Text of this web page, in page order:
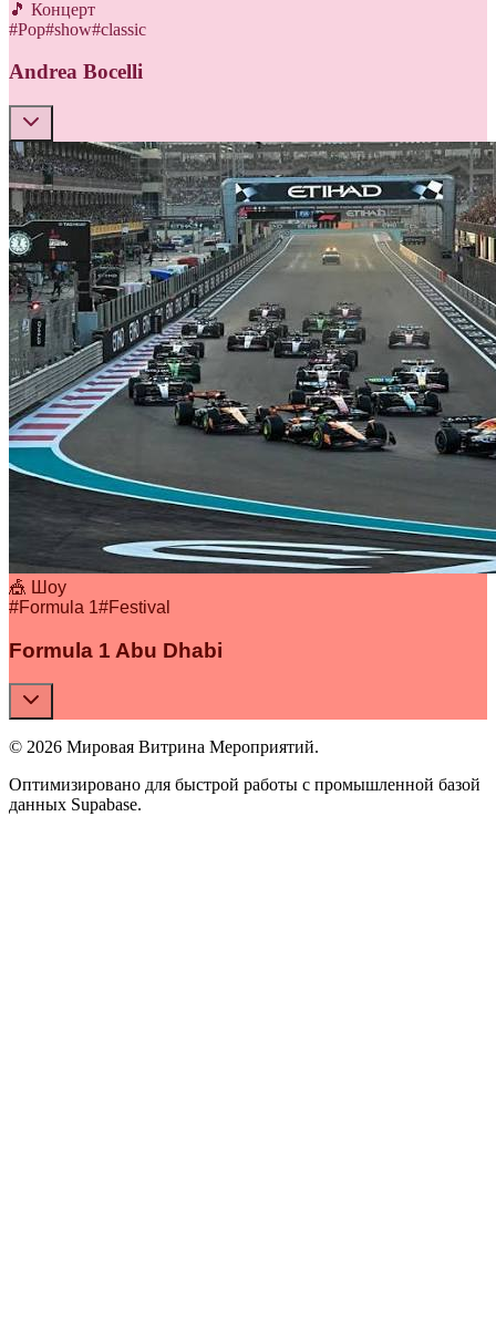
🎵 Концерт
#Pop#show#classic
Andrea Bocelli
🎪 Шоу
#Formula 1#Festival
Formula 1 Abu Dhabi
© 2026 Мировая Витрина Мероприятий.
Оптимизировано для быстрой работы с промышленной базой
данных Supabase.